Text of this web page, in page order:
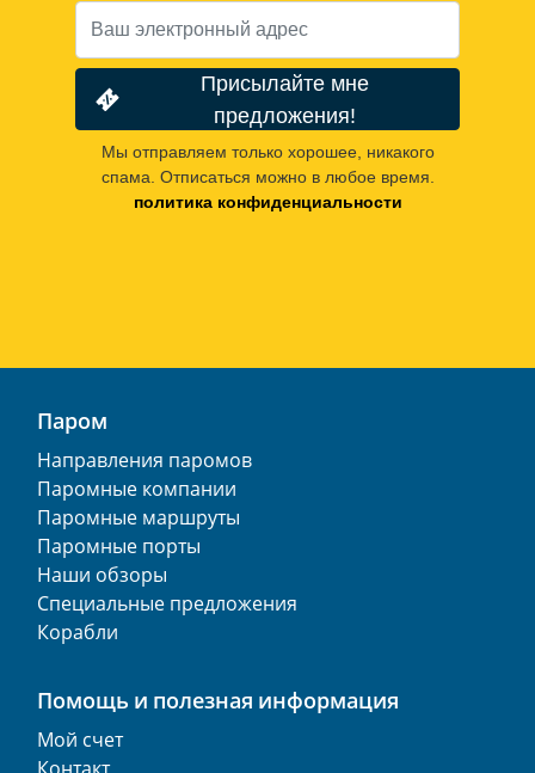
Присылайте мне
предложения!
Мы отправляем только хорошее, никакого
спама. Отписаться можно в любое время.
политика конфиденциальности
Паром
Направления паромов
Паромные компании
Паромные маршруты
Паромные порты
Наши обзоры
Специальные предложения
Корабли
Помощь и полезная информация
Мой счет